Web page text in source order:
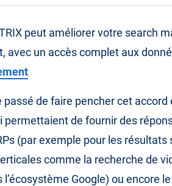
peut améliorer votre search
avec un accès complet aux
passé de faire pencher cet accord
permettaient de fournir des
(par exemple pour les résultats
comme la recherche de
Google) ou encore